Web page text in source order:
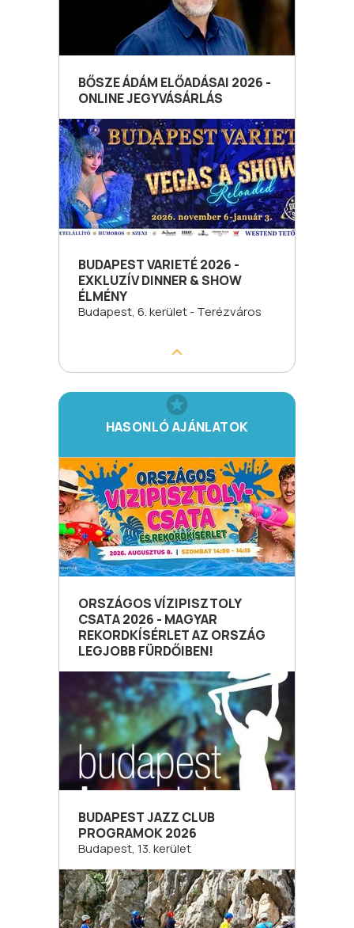
BŐSZE ÁDÁM ELŐADÁSAI 2026 -
ONLINE JEGYVÁSÁRLÁS
BUDAPEST VARIETÉ 2026 -
EXKLUZÍV DINNER & SHOW
ÉLMÉNY
Budapest, 6. kerület - Terézváros
HASONLÓ AJÁNLATOK
ORSZÁGOS VÍZIPISZTOLY
CSATA 2026 - MAGYAR
REKORDKÍSÉRLET AZ ORSZÁG
LEGJOBB FÜRDŐIBEN!
BUDAPEST JAZZ CLUB
PROGRAMOK 2026
Budapest, 13. kerület